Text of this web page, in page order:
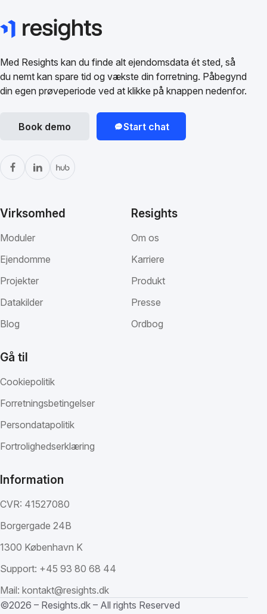
Med Resights kan du finde alt ejendomsdata ét sted, så
du nemt kan spare tid og vækste din forretning. Påbegynd
din egen prøveperiode ved at klikke på knappen nedenfor.
Book demo Start chat
Virksomhed
Moduler
Ejendomme
Projekter
Datakilder
Blog
Resights
Om os
Karriere
Produkt
Presse
Ordbog
Gå til
Cookiepolitik
Forretningsbetingelser
Persondatapolitik
Fortrolighedserklæring
Information
CVR: 41527080
Borgergade 24B
1300 København K
Support: +45 93 80 68 44
Mail: kontakt@resights.dk
©2026 – Resights.dk – All rights Reserved